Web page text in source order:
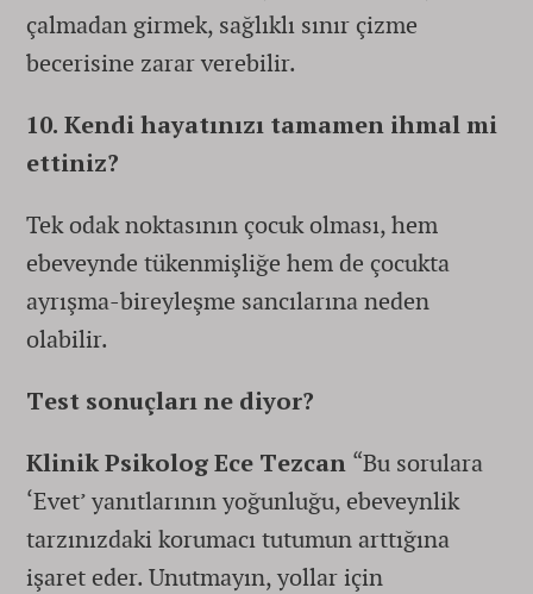
çalmadan girmek, sağlıklı sınır çizme
becerisine zarar verebilir.
10. Kendi hayatınızı tamamen ihmal mi
ettiniz?
Tek odak noktasının çocuk olması, hem
ebeveynde tükenmişliğe hem de çocukta
ayrışma-bireyleşme sancılarına neden
olabilir.
Test sonuçları ne diyor?
Klinik Psikolog Ece Tezcan “Bu sorulara
‘Evet’ yanıtlarının yoğunluğu, ebeveynlik
tarzınızdaki korumacı tutumun arttığına
işaret eder. Unutmayın, yollar için